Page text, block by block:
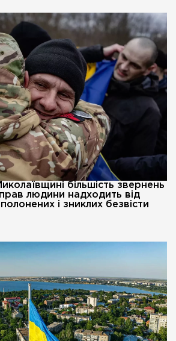
більшість звернень
людини надходить від
і зниклих безвісти